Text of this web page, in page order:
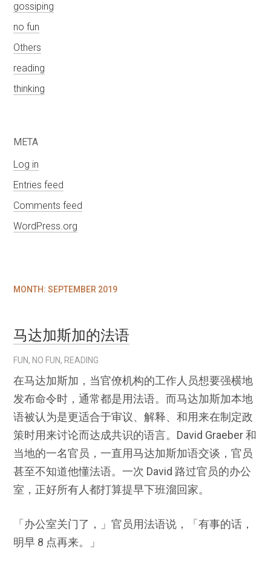
gossiping
no fun
Others
reading
thinking
META
Log in
Entries feed
Comments feed
WordPress.org
MONTH: SEPTEMBER 2019
马达加斯加的法语
FUN, NO FUN, READING
在马达加斯加，当官僚机构的工作人员想要强横地
发布命令时，通常都是用法语。而马达加斯加本地
语被认为是更适合于审议、解释、和用来在制定政
策时用来讨论而达成共识的语言。David Graeber 和
当地的一名官员，一直用马达加斯加语交谈，官员
甚至不知道他懂法语。一次 David 路过官员的办公
室，正好所有人都打算提早下班溜回家。
「办公室关门了，」官员用法语说，「有事的话，
明早 8 点再来。」